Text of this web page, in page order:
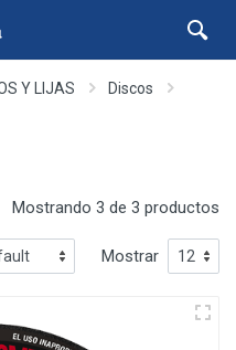
Y LIJAS
Discos
Mostrando 3 de 3 productos
Mostrar